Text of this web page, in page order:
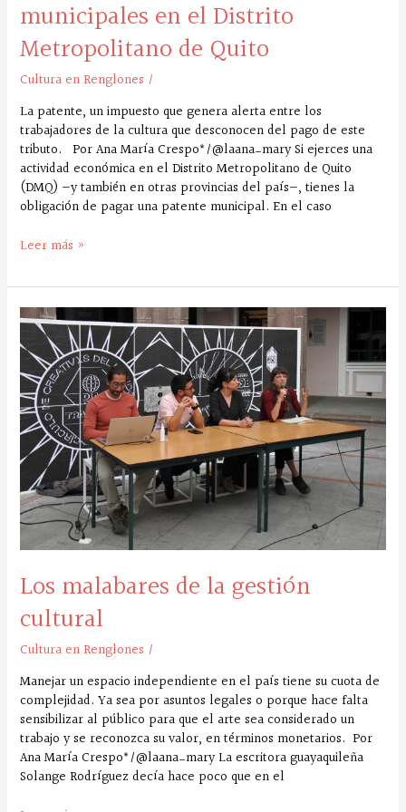
municipales en el Distrito
Metropolitano de Quito
Cultura en Renglones /
La patente, un impuesto que genera alerta entre los
trabajadores de la cultura que desconocen del pago de este
tributo. Por Ana María Crespo*/@laana_mary Si ejerces una
actividad económica en el Distrito Metropolitano de Quito
(DMQ) —y también en otras provincias del país—, tienes la
obligación de pagar una patente municipal. En el caso
Leer más »
Los malabares de la gestión
cultural
Cultura en Renglones /
Manejar un espacio independiente en el país tiene su cuota de
complejidad. Ya sea por asuntos legales o porque hace falta
sensibilizar al público para que el arte sea considerado un
trabajo y se reconozca su valor, en términos monetarios. Por
Ana María Crespo*/@laana_mary La escritora guayaquileña
Solange Rodríguez decía hace poco que en el
Los
malabares
de
la
gestión
cultural